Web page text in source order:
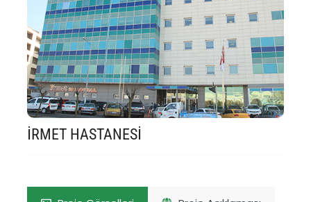
İRMET HASTANESİ